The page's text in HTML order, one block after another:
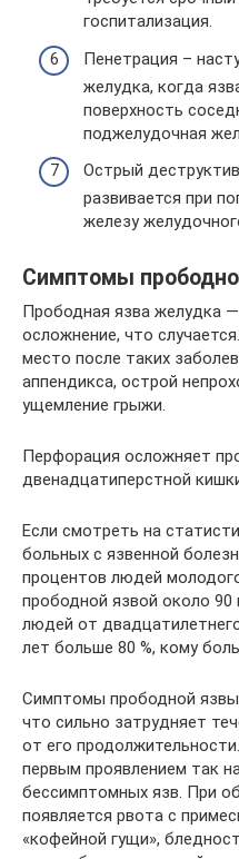
госпитализация.
Пенетрация –
желудка, когда
поверхность
поджелудочная
Острый
развивается при
железу
Симптомы
Прободная язва желудка
осложнение, что
место после таких
аппендикса, острой
ущемление грыжи.
Перфорация осложняет
двенадцатиперстной
Если смотреть на
больных с язвенной
процентов людей
прободной язвой около
людей от
лет больше 80 %, кому
Симптомы прободной
что сильно затрудняет
от его
первым проявлением так
бессимптомных язв. При
появляется рвота с
«кофейной гущи»,